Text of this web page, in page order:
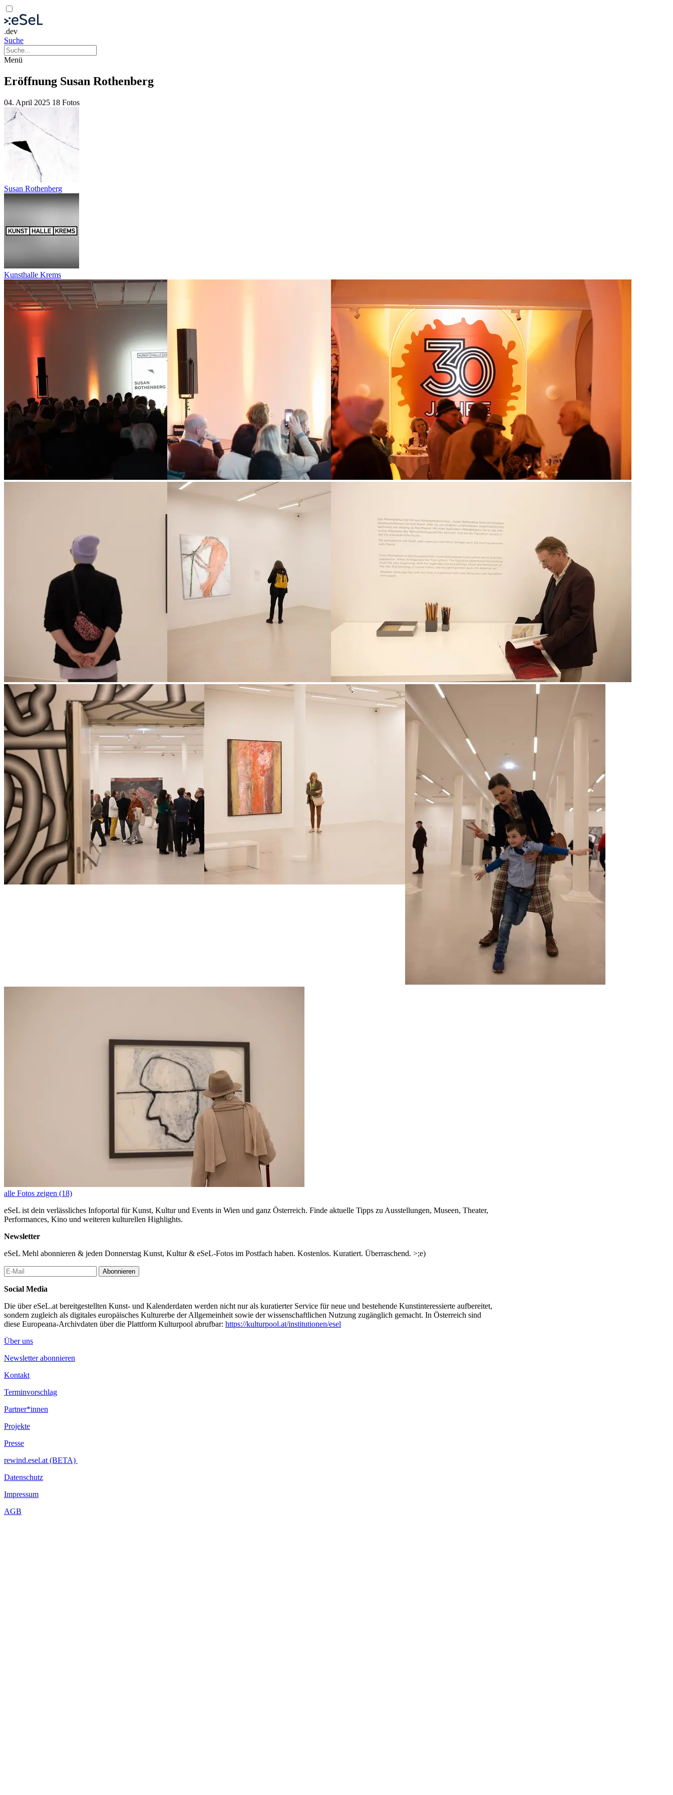
.dev
Suche
Menü
Eröffnung Susan Rothenberg
04. April 2025 18 Fotos
Susan Rothenberg
Kunsthalle Krems
alle Fotos zeigen (18)
eSeL ist dein verlässliches Infoportal für Kunst, Kultur und Events in Wien und ganz Österreich. Finde aktuelle Tipps zu Ausstellungen, Museen, Theater,
Performances, Kino und weiteren kulturellen Highlights.
Newsletter
eSeL Mehl abonnieren & jeden Donnerstag Kunst, Kultur & eSeL-Fotos im Postfach haben. Kostenlos. Kuratiert. Überraschend. >;e)
Abonnieren
Social Media
Die über eSeL.at bereitgestellten Kunst- und Kalenderdaten werden nicht nur als kuratierter Service für neue und bestehende Kunstinteressierte aufbereitet,
sondern zugleich als digitales europäisches Kulturerbe der Allgemeinheit sowie der wissenschaftlichen Nutzung zugänglich gemacht. In Österreich sind
diese Europeana-Archivdaten über die Plattform Kulturpool abrufbar: https://kulturpool.at/institutionen/esel
Über uns
Newsletter abonnieren
Kontakt
Terminvorschlag
Partner*innen
Projekte
Presse
rewind.esel.at (BETA)
Datenschutz
Impressum
AGB